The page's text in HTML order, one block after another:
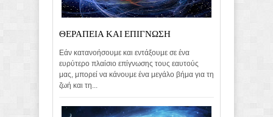
ΘΕΡΑΠΕΙΑ ΚΑΙ ΕΠΙΓΝΩΣΗ
Εάν κατανοήσουμε και εντάξουμε σε ένα
ευρύτερο πλαίσιο επίγνωσης τους εαυτούς
μας, μπορεί να κάνουμε ένα μεγάλο βήμα για τη
ζωή και τη...